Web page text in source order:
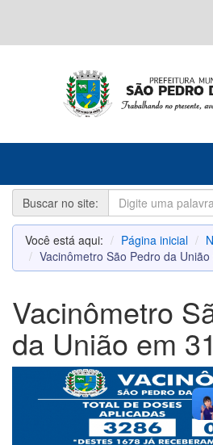
Buscar no site:
Você está aqui: Página inicial
Vacinômetro São Pedro da
Vacinômetro
da União em